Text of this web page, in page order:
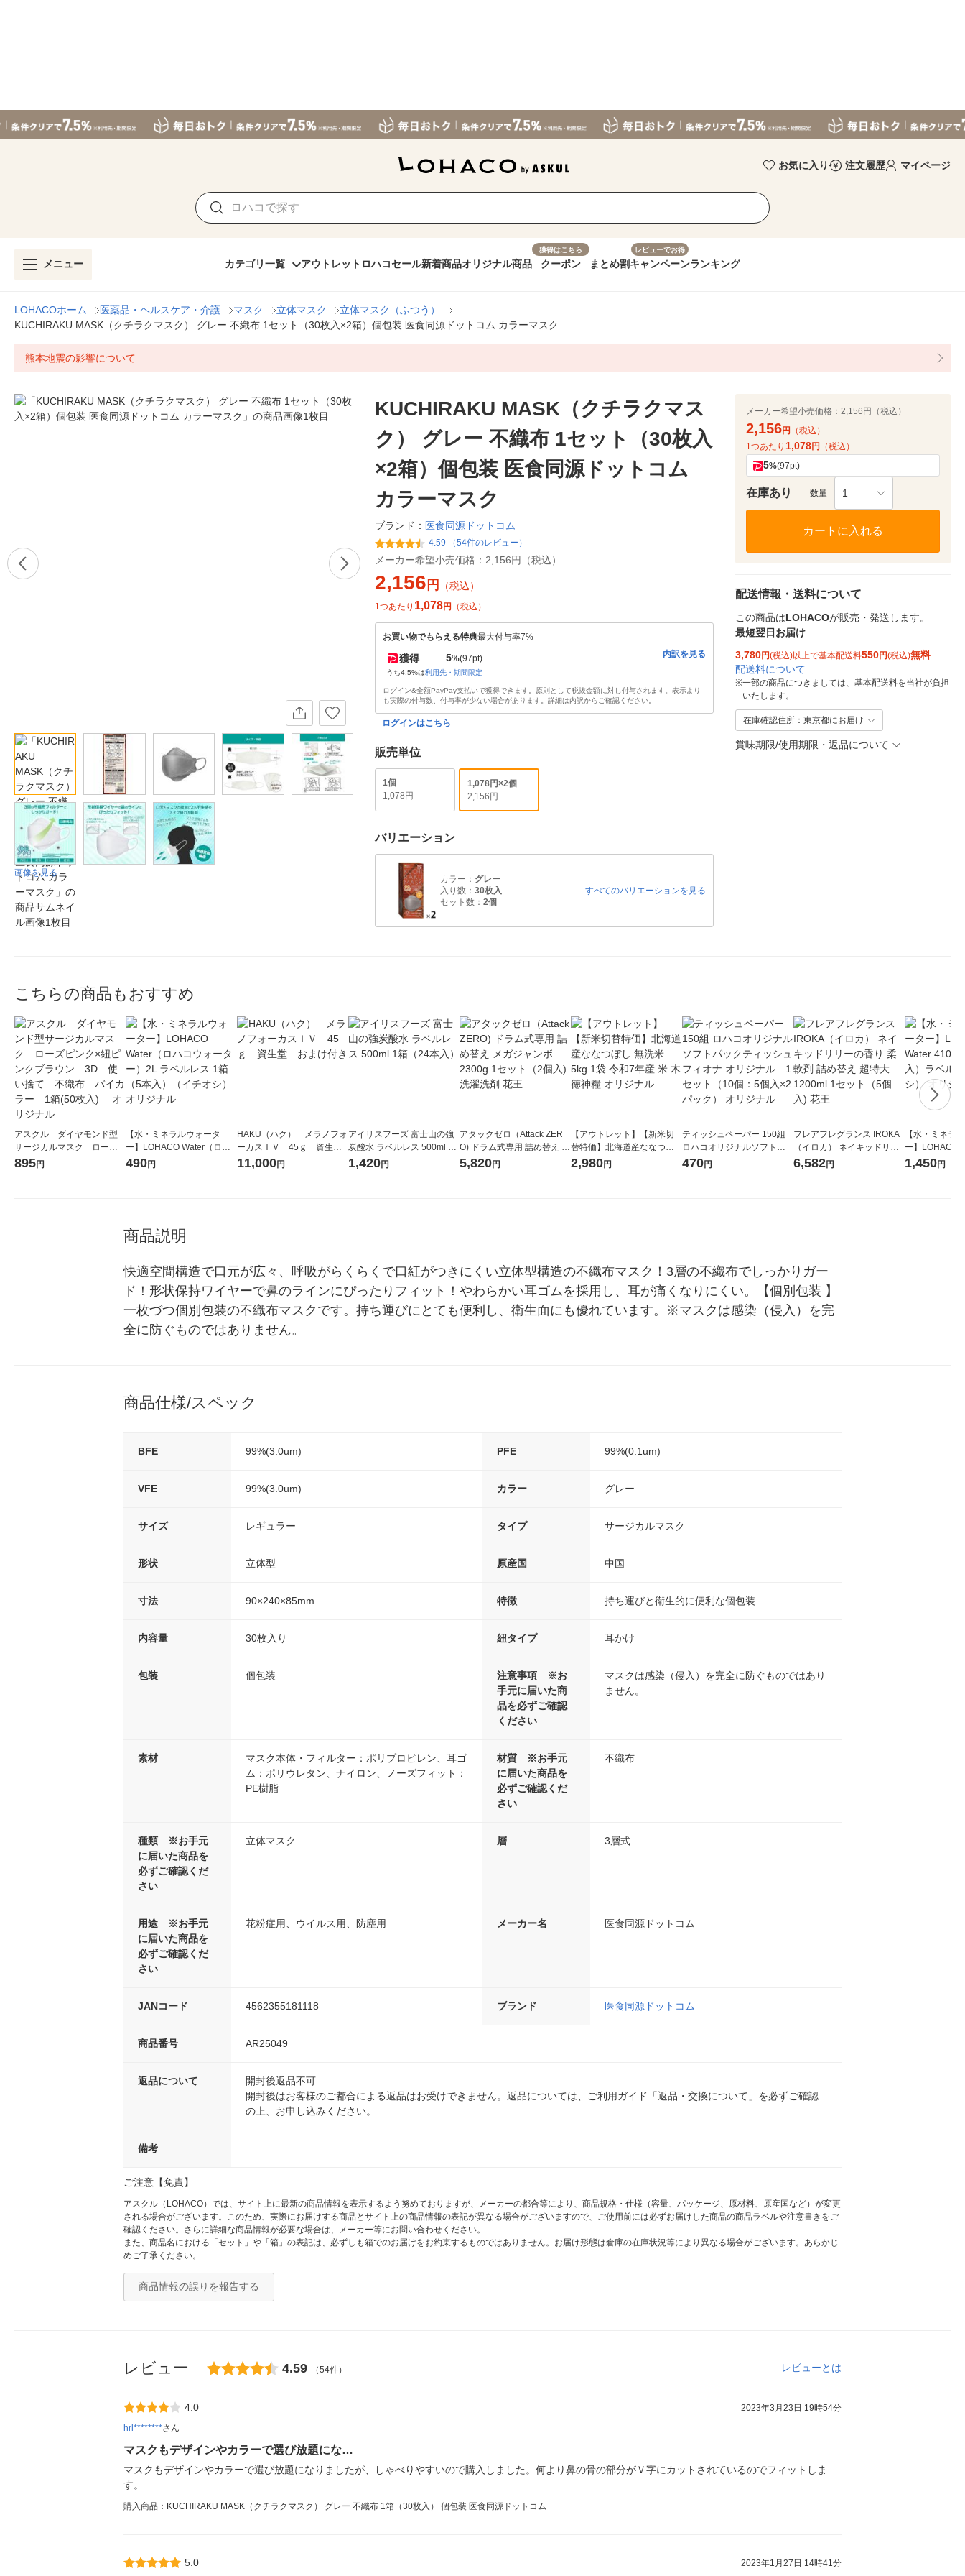
お気に入り 注文履歴 マイページ
メニュー カテゴリ一覧 アウトレット ロハコセール新着商品オリジナル商品
獲得はこちら
クーポン まとめ割
レビューでお得
キャンペーンランキング
LOHACOホーム 医薬品・ヘルスケア・介護 マスク 立体マスク
立体マスク（ふつう）
KUCHIRAKU MASK（クチラクマスク） グレー 不織布 1セット（30枚入×2箱）個包装 医食同源ドットコム カラーマスク
熊本地震の影響について
画像を見る
KUCHIRAKU MASK（クチラクマス
ク） グレー 不織布 1セット（30枚入
×2箱）個包装 医食同源ドットコム
カラーマスク
ブランド： 医食同源ドットコム
4.59 （54件のレビュー）
メーカー希望小売価格： 2,156円（税込）
2,156 円 （税込）
1つあたり 1,078円 （税込）
お買い物でもらえる特典最大付与率7%
獲得 5%(97pt)
うち4.5%は利用先・期間限定
内訳を見る
ログイン&全額PayPay支払いで獲得できます。原則として税抜金額に対し付与されます。表示より
も実際の付与数、付与率が少ない場合があります。詳細は内訳からご確認ください。
ログインはこちら
販売単位
1個
1,078円
1,078円×2個
2,156円
バリエーション
カラー： グレー
入り数： 30枚入
セット数： 2個
すべてのバリエーションを見る
メーカー希望小売価格： 2,156円（税込）
2,156円
（税込）
1つあたり 1,078円 （税込）
5%(97pt)
在庫あり 数量 1
カートに入れる
配送情報・送料について
この商品はLOHACOが販売・発送します。
最短翌日お届け
3,780円(税込)以上で基本配送料550円(税込)無料
配送料について
※一部の商品につきましては、基本配送料を当社が負担
いたします。
在庫確認住所：東京都にお届け
賞味期限/使用期限・返品について
こちらの商品もおすすめ
アスクル ダイヤモンド型
サージカルマスク ローズ
ピンク×紐ピンクブラウン
895円
【水・ミネラルウォータ
ー】LOHACO Water（ロハ
コウォーター）2L ラベルレ
490円
HAKU（ハク） メラノフォ
ーカスＩＶ 45ｇ 資生
堂 おまけ付き
11,000円
アイリスフーズ 富士山の強
炭酸水 ラベルレス 500ml 1
箱（24本入）
1,420円
アタックゼロ（Attack ZER
O) ドラム式専用 詰め替え メ
ガジャンボ 2300g 1セット
5,820円
【アウトレット】【新米切
替特価】北海道産ななつぼ
し 無洗米 5kg 1袋 令和7年産
2,980円
ティッシュペーパー 150組
ロハコオリジナルソフトパ
ックティッシュ フィオナ オ
470円
フレアフレグランス IROKA
（イロカ） ネイキッドリリ
ーの香り 柔軟剤 詰め替え 超
6,582円
【水・ミネラ
ー】LOHACO
1箱（20本入
1,450円
商品説明
快適空間構造で口元が広々、呼吸がらくらくで口紅がつきにくい立体型構造の不織布マスク！3層の不織布でしっかりガー
ド！形状保持ワイヤーで鼻のラインにぴったりフィット！やわらかい耳ゴムを採用し、耳が痛くなりにくい。【個別包装 】
一枚づつ個別包装の不織布マスクです。持ち運びにとても便利し、衛生面にも優れています。※マスクは感染（侵入）を完
全に防ぐものではありません。
商品仕様/スペック
BFE 99%(3.0um) PFE 99%(0.1um)
VFE 99%(3.0um) カラー グレー
サイズ レギュラー タイプ サージカルマスク
形状 立体型 原産国 中国
寸法 90×240×85mm 特徴 持ち運びと衛生的に便利な個包装
内容量 30枚入り 紐タイプ 耳かけ
包装 個包装
注意事項 ※お
手元に届いた商
品を必ずご確認
ください
マスクは感染（侵入）を完全に防ぐものではあり
ません。
素材
マスク本体・フィルター：ポリプロピレン、耳ゴ
ム：ポリウレタン、ナイロン、ノーズフィット：
PE樹脂
材質 ※お手元
に届いた商品を
必ずご確認くだ
さい
不織布
種類 ※お手元
に届いた商品を
必ずご確認くだ
さい
立体マスク 層 3層式
用途 ※お手元
に届いた商品を
必ずご確認くだ
さい
花粉症用、ウイルス用、防塵用 メーカー名 医食同源ドットコム
JANコード 4562355181118 ブランド 医食同源ドットコム
商品番号 AR25049
返品について
開封後返品不可
開封後はお客様のご都合による返品はお受けできません。返品については、ご利用ガイド「返品・交換について」を必ずご確認
の上、お申し込みください。
備考
ご注意【免責】
アスクル（LOHACO）では、サイト上に最新の商品情報を表示するよう努めておりますが、メーカーの都合等により、商品規格・仕様（容量、パッケージ、原材料、原産国など）が変更
される場合がございます。このため、実際にお届けする商品とサイト上の商品情報の表記が異なる場合がございますので、ご使用前には必ずお届けした商品の商品ラベルや注意書きをご
確認ください。さらに詳細な商品情報が必要な場合は、メーカー等にお問い合わせください。
また、商品名における「セット」や「箱」の表記は、必ずしも箱でのお届けをお約束するものではありません。お届け形態は倉庫の在庫状況等により異なる場合がございます。あらかじ
めご了承ください。
商品情報の誤りを報告する
レビュー 4.59 （54件） レビューとは
4.0
2023年3月23日 19時54分
hrl********さん
マスクもデザインやカラーで選び放題にな…
マスクもデザインやカラーで選び放題になりましたが、しゃべりやすいので購入しました。何より鼻の骨の部分がＶ字にカットされているのでフィットしま
す。
購入商品：KUCHIRAKU MASK（クチラクマスク） グレー 不織布 1箱（30枚入） 個包装 医食同源ドットコム
5.0 2023年1月27日 14時41分